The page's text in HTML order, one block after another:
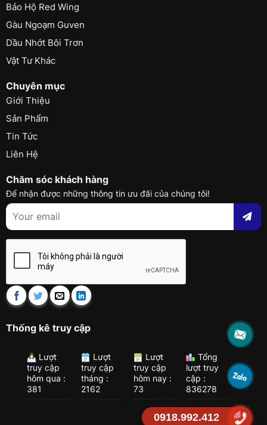
Bảo Hộ Red Wing
Gàu Ngoạm Guven
Dầu Nhớt Bôi Trơn
Vật Tư Khác
Chuyên mục
Giới Thiệu
Sản Phẩm
Tin Tức
Liên Hệ
Chăm sóc khách hàng
Để nhận được những thông tin ưu đãi của chúng tôi!
Thống kê truy cập
Lượt
truy cập
hôm qua :
381
Lượt
truy cập
tháng :
2162
Lượt
truy cập
hôm nay :
73
Tổng
lượt truy
cập :
836278
0918.992.412